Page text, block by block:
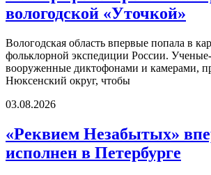
вологодской «Уточкой»
Вологодская область впервые попала в
фольклорной экспедиции России.
вооруженные диктофонами и камерами,
Нюксенский округ, чтобы
03.08.2026
«Реквием Незабытых»
исполнен в Петербурге